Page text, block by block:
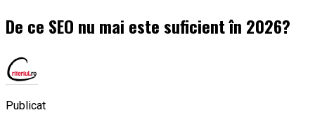
De ce SEO nu mai este suficient în 2026?
Publicat